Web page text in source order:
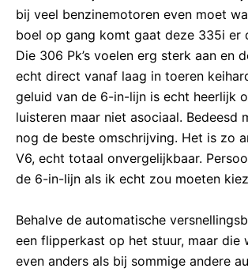
bij veel benzinemotoren even moet
boel op gang komt gaat deze 335i er
Die 306 Pk’s voelen erg sterk aan en
echt direct vanaf laag in toeren
geluid van de 6-in-lijn is echt heerlijk
luisteren maar niet asociaal. Bedeesd
nog de beste omschrijving. Het is zo
V6, echt totaal onvergelijkbaar.
de 6-in-lijn als ik echt zou moeten
Behalve de automatische
een flipperkast op het stuur, maar die
even anders als bij sommige andere